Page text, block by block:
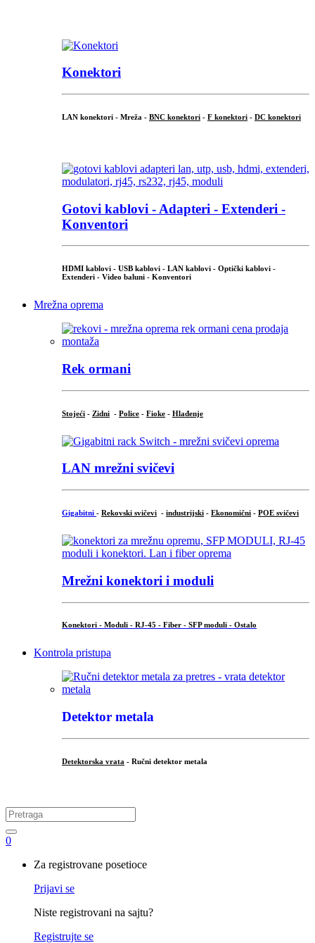
Konektori
LAN konektori - Mreža - BNC konektori - F konektori - DC konektori
Gotovi kablovi - Adapteri - Extenderi -
Konventori
HDMI kablovi - USB kablovi - LAN kablovi - Optički kablovi -
Extenderi - Video baluni - Konventori
Mrežna oprema
Rek ormani
Stojeći - Zidni - Police - Fioke - Hlađenje
LAN mrežni svičevi
Gigabitni - Rekovski svičevi - industrijski - Ekonomični - POE svičevi
Mrežni konektori i moduli
Konektori - Moduli - RJ-45 - Fiber - SFP moduli - Ostalo
Kontrola pristupa
Detektor metala
Detektorska vrata - Ručni detektor metala
Search
for:
0
Za registrovane posetioce
Prijavi se
Niste registrovani na sajtu?
Registrujte se